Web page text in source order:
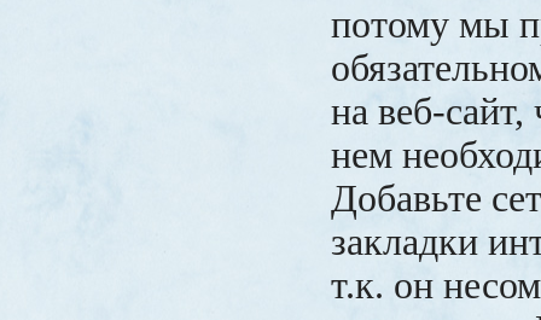
потому мы
на веб-сайт,
нем
Добавьте
закладки
т.к. он